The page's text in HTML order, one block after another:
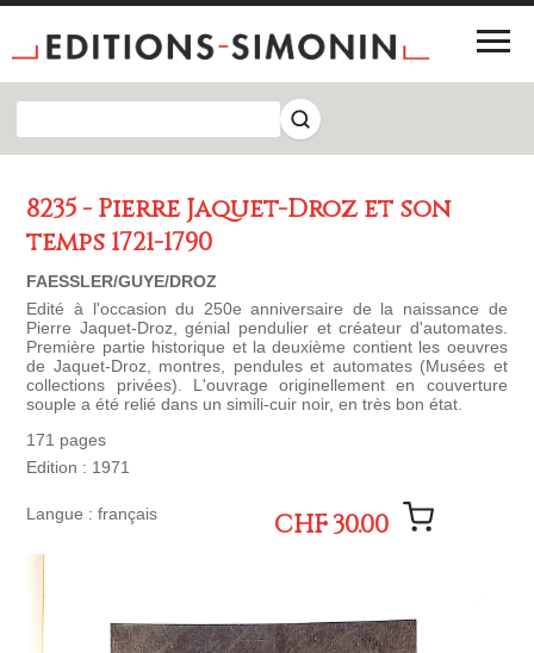
8235 - Pierre Jaquet-Droz et son
temps 1721-1790
FAESSLER/GUYE/DROZ
Edité à l'occasion du 250e anniversaire de la naissance de
Pierre Jaquet-Droz, génial pendulier et créateur d'automates.
Première partie historique et la deuxième contient les oeuvres
de Jaquet-Droz, montres, pendules et automates (Musées et
collections privées). L'ouvrage originellement en couverture
souple a été relié dans un simili-cuir noir, en très bon état.
171 pages
Edition : 1971
Langue : français CHF 30.00